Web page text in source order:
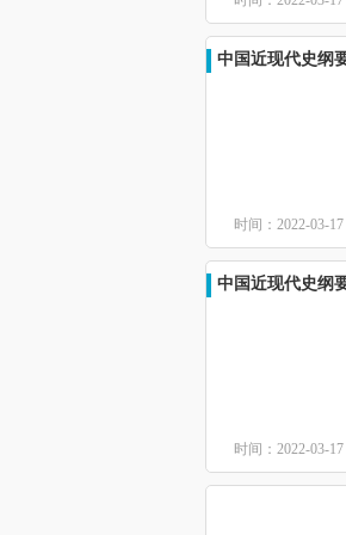
中国近现代史
时间：2022-03-17
中国近现代史
时间：2022-03-17